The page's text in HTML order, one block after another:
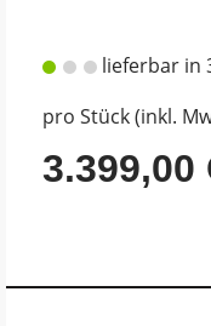
lieferbar in
pro Stück (inkl.
3.399,00